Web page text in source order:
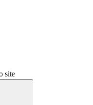
site